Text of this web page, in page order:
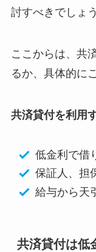
討すべきでしょう
ここからは、共
るか、具体的に
共済貸付を利用
低金利で借
保証人、担
給与から天
共済貸付は低